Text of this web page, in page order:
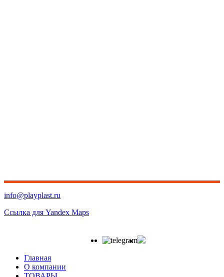
info@playplast.ru
Ссылка для Yandex Maps
Главная
О компании